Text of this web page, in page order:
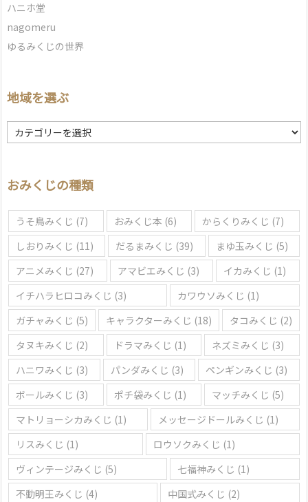
ハニホ堂
nagomeru
ゆるみくじの世界
地域を選ぶ
地
域
ぶ
おみくじの種類
うそ鳥みくじ (7) おみくじ本 (6) からくりみくじ (7)
しおりみくじ (11) だるまみくじ (39) まゆ玉みくじ (5)
アニメみくじ (27) アマビエみくじ (3) イカみくじ (1)
イチハラヒロコみくじ (3) カワウソみくじ (1)
ガチャみくじ (5) キャラクターみくじ (18) タコみくじ (2)
タヌキみくじ (2) ドラマみくじ (1) ネズミみくじ (3)
ハニワみくじ (3) パンダみくじ (3) ペンギンみくじ (3)
ボールみくじ (3) ポチ袋みくじ (1) マッチみくじ (5)
マトリョーシカみくじ (1) メッセージドールみくじ (1)
リスみくじ (1) ロウソクみくじ (1)
ヴィンテージみくじ (5) 七福神みくじ (1)
不動明王みくじ (4) 中国式みくじ (2)